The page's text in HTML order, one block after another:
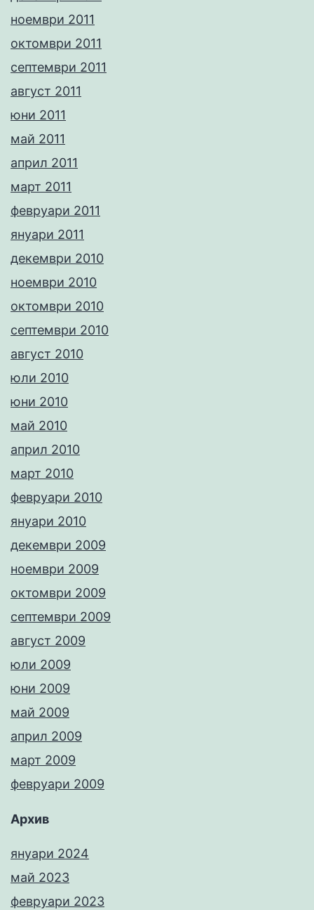
ноември 2011
октомври 2011
септември 2011
август 2011
юни 2011
май 2011
април 2011
март 2011
февруари 2011
януари 2011
декември 2010
ноември 2010
октомври 2010
септември 2010
август 2010
юли 2010
юни 2010
май 2010
април 2010
март 2010
февруари 2010
януари 2010
декември 2009
ноември 2009
октомври 2009
септември 2009
август 2009
юли 2009
юни 2009
май 2009
април 2009
март 2009
февруари 2009
Архив
януари 2024
май 2023
февруари 2023